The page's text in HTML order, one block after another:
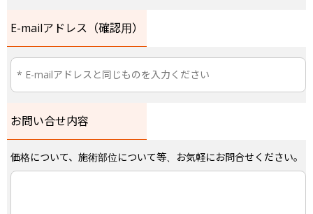
E-mailアドレス（確認用）
お問い合せ内容
価格について、施術部位について等、お気軽にお問合せください。